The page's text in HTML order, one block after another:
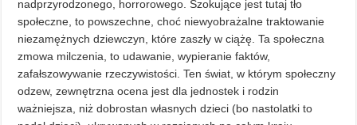
nadprzyrodzonego, horrorowego. Szokujące jest tutaj tło
społeczne, to powszechne, choć niewyobrażalne traktowanie
niezamężnych dziewczyn, które zaszły w ciążę. Ta społeczna
zmowa milczenia, to udawanie, wypieranie faktów,
zafałszowywanie rzeczywistości. Ten świat, w którym społeczny
odzew, zewnętrzna ocena jest dla jednostek i rodzin
ważniejsza, niż dobrostan własnych dzieci (bo nastolatki to